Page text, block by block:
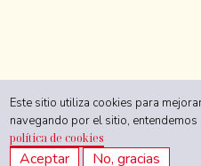
Este sitio utiliza cookies para
navegando por el sitio,
política de cookies
Aceptar No, gracias